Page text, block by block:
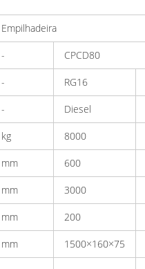
Empilhadeira
- CPCD80
- RG16
- Diesel
kg 8000
mm 600
mm 3000
mm 200
mm 1500×160×75